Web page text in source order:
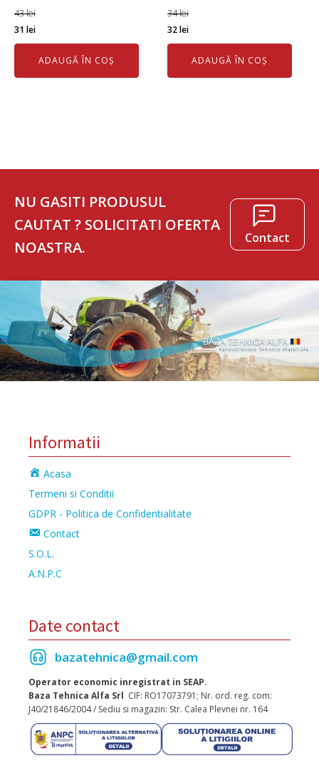
43lei
Prețul
inițial
fost:
31 leiPrețul
curent
este:
31 lei.
ADAUGĂ ÎN COȘ
34lei
Prețul
inițial
fost:
32leiPrețul
curent
este:
32 lei.
ADAUGĂ ÎN COȘ
NU GASITI PRODUSUL
CAUTAT ? SOLICITATI OFERTA
NOASTRA.
Contact
Informatii
Acasa
Termeni si Conditii
GDPR - Politica de Confidentialitate
Contact
S.O.L.
A.N.P.C
Date contact
bazatehnica@gmail.com
Operator economic inregistrat in SEAP.
Baza Tehnica Alfa Srl CIF: RO17073791; Nr. ord. reg. com:
J40/21846/2004 / Sediu si magazin: Str. Calea Plevnei nr. 164